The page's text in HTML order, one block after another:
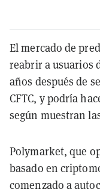
El mercado de
reabrir a usuarios
años después de
CFTC, y podría
según muestran
Polymarket, que
basado en
comenzado a